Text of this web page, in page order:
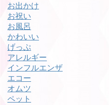
お出かけ
お祝い
お風呂
かわいい
げっぷ
アレルギー
インフルエンザ
エコー
オムツ
ペット